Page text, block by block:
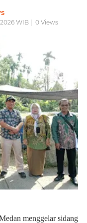
WIB | 0 Views
menggelar sidang